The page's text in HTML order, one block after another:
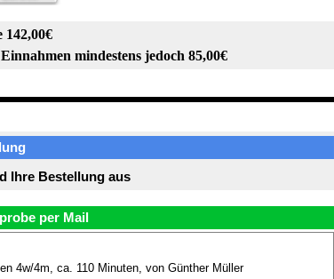
142,00€
mindestens jedoch 85,00€
Ihre Bestellung aus
per Mail
4w/4m, ca. 110 Minuten, von Günther Müller